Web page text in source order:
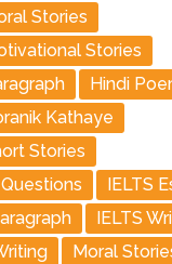
Stories
Stories
Hindi
Kathaye
Stories
IELTS
IELTS
Moral